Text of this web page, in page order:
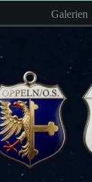
springen
Galerien